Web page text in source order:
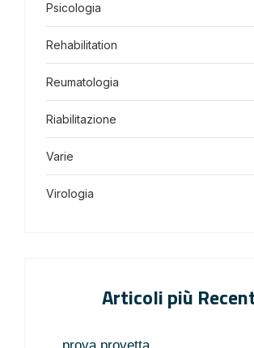
Psicologia
Rehabilitation
Reumatologia
Riabilitazione
Varie
Virologia
Articoli più